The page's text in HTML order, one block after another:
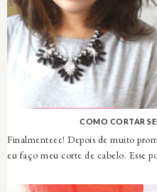
COMO CORTAR
Finalmenteee! Depois de muito
eu faço meu corte de cabelo. Esse